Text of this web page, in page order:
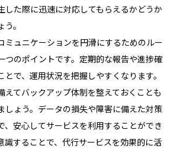
した際に迅速に対応してもらえるかどうか
。
ミュニケーションを円滑にするためのルー
つのポイントです。定期的な報告や進捗確
とで、運用状況を把握しやすくなります。
えてバックアップ体制を整えておくことも
しょう。データの損失や障害に備えた対策
、安心してサービスを利用することができ
識することで、代行サービスを効果的に活